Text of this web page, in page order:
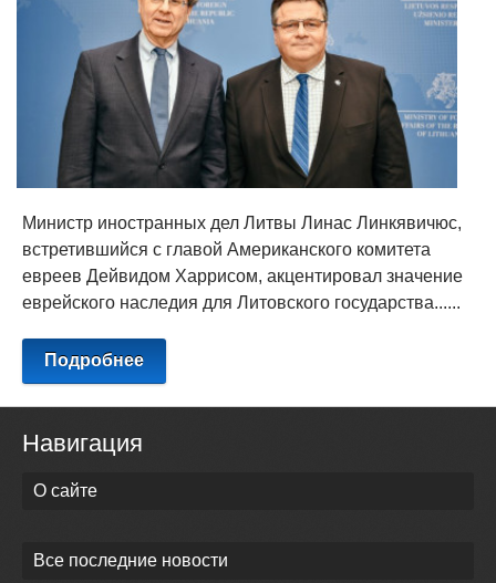
Министр иностранных дел Литвы Линас Линкявичюс,
встретившийся с главой Американского комитета
евреев Дейвидом Харрисом, акцентировал значение
еврейского наследия для Литовского государства......
Подробнее
Навигация
О сайте
Все последние новости